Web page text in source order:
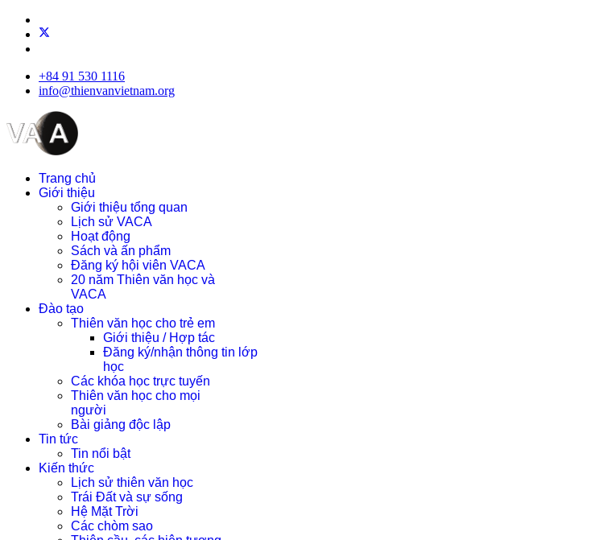
+84 91 530 1116
info@thienvanvietnam.org
Trang chủ
Giới thiệu
Giới thiệu tổng quan
Lịch sử VACA
Hoạt động
Sách và ấn phẩm
Đăng ký hội viên VACA
20 năm Thiên văn học và
VACA
Đào tạo
Thiên văn học cho trẻ em
Giới thiệu / Hợp tác
Đăng ký/nhận thông tin lớp
học
Các khóa học trực tuyến
Thiên văn học cho mọi
người
Bài giảng độc lập
Tin tức
Tin nổi bật
Kiến thức
Lịch sử thiên văn học
Trái Đất và sự sống
Hệ Mặt Trời
Các chòm sao